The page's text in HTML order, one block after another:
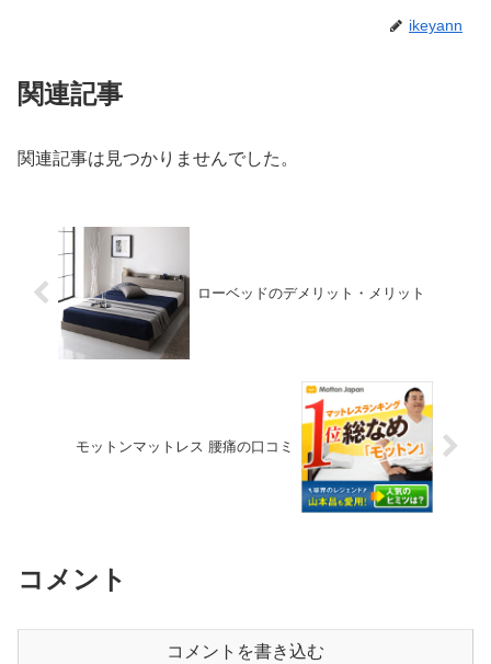
ikeyann
関連記事
関連記事は見つかりませんでした。
ローベッドのデメリット・メリット
モットンマットレス 腰痛の口コミ
コメント
コメントを書き込む